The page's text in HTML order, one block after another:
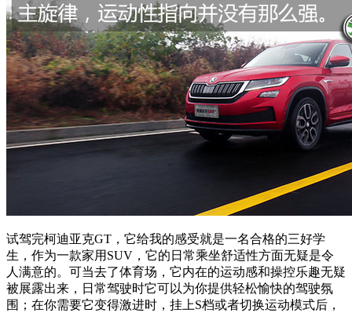
试驾完柯迪亚克GT，它给我的感受就是一名合格的三好学
生，作为一款家用SUV，它的日常乘坐舒适性方面无疑是令
人满意的。可当去了体育场，它内在的运动感和操控乐趣无疑
被展露出来，日常驾驶时它可以为你提供轻松愉快的驾驶氛
围；在你需要它变得激进时，挂上S档或者切换运动模式后，